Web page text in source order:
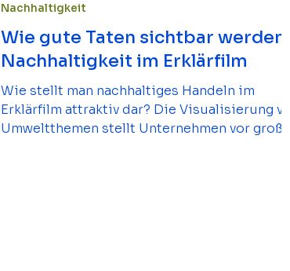
Wie gute Taten sichtbar werden:
Nachhaltigkeit im Erklärfilm
Wie stellt man nachhaltiges Handeln im
Erklärfilm attraktiv dar? Die Visualisierung
Umweltthemen stellt Unternehmen vor große
Nachhaltigkeit